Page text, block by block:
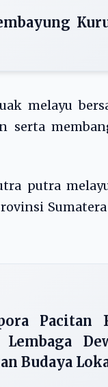
melayu
serta
putra
Pacitan
Lembaga
Budaya